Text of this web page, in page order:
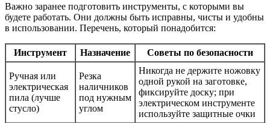
Важно заранее подготовить инструменты, с которыми вы
будете работать. Они должны быть исправны, чисты и удобны
в использовании. Перечень, который понадобится:
Инструмент Назначение Советы по безопасности
Ручная или
электрическая
пила (лучше
стусло)
Резка
наличников
под нужным
углом
Никогда не держите ножовку
одной рукой на заготовке,
фиксируйте доску; при
электрическом инструменте
используйте защитные очки